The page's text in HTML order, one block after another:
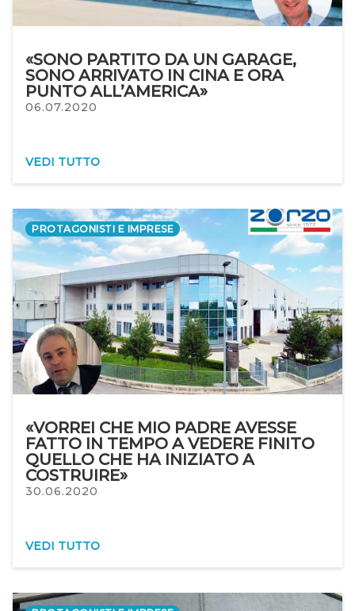
«SONO PARTITO DA UN GARAGE,
SONO ARRIVATO IN CINA E ORA
PUNTO ALL’AMERICA»
06.07.2020
VEDI TUTTO
PROTAGONISTI E IMPRESE
«VORREI CHE MIO PADRE AVESSE
FATTO IN TEMPO A VEDERE FINITO
QUELLO CHE HA INIZIATO A
COSTRUIRE»
30.06.2020
VEDI TUTTO